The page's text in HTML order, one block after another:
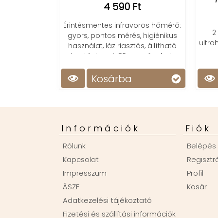
infravörös hőmérő:
mérés, higiénikus
láz riasztás, állítható
32 memóriahely.
8 490 Ft
2 üzemmóddal rendelkező
ultrahangos párologtató készülék,
RGB LED világítással
Kosárba
Információk
Rólunk
Kapcsolat
Impresszum
ÁSZF
Adatkezelési tájékoztató
Fizetési és szállítási információk
Fiók
Belépés
Profil
Kosár